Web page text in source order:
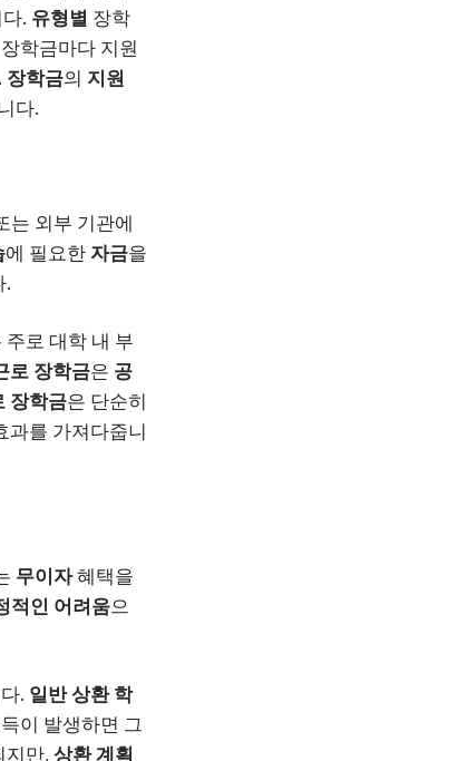
. 유형별 장학
학금마다 지원
장학금의 지원
다.
는 외부 기관에
에 필요한 자금을
.
주로 대학 내 부
로 장학금은 공
장학금은 단순히
과를 가져다줍니
무이자혜택을
적인 어려움으
. 일반 상환 학
이 발생하면 그
지만, 상환 계획